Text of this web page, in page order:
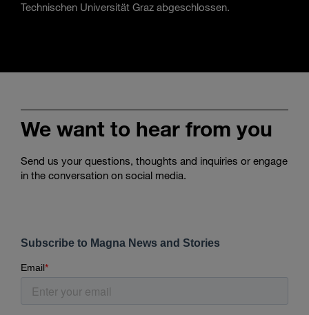
Technischen Universität Graz abgeschlossen.
We want to hear from you
Send us your questions, thoughts and inquiries or engage
in the conversation on social media.